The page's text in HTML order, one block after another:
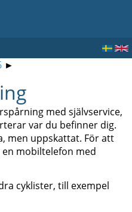
►
med självservice,
var du befinner dig.
men uppskattat. För att
mobiltelefon med
cyklister, till exempel